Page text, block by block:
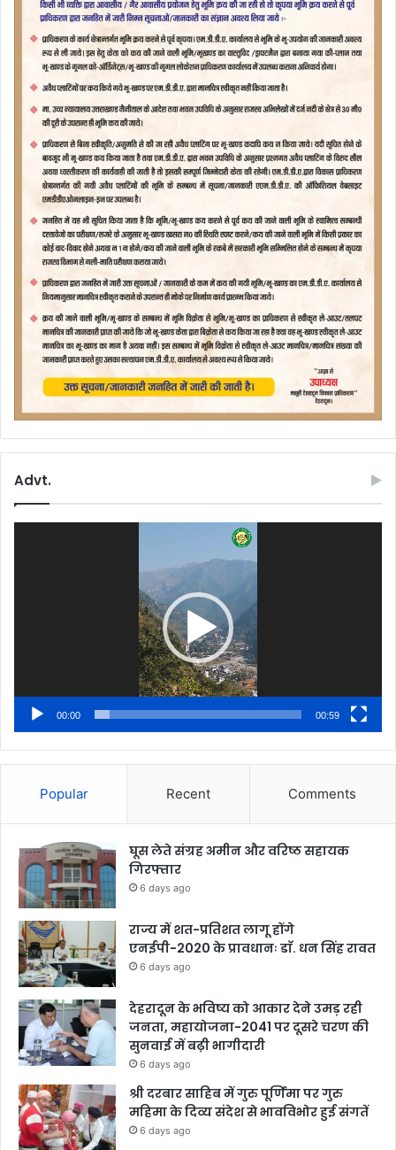
Advt.
00:00 00:59
Popular Recent Comments
घूस लेते संग्रह अमीन और वरिष्ठ सहायक
गिरफ्तार
6 days ago
राज्य में शत-प्रतिशत लागू होंगे
एनईपी-2020 के प्रावधानः डाॅ. धन सिंह रावत
6 days ago
देहरादून के भविष्य को आकार देने उमड़ रही
जनता, महायोजना-2041 पर दूसरे चरण की
सुनवाई में बढ़ी भागीदारी
6 days ago
श्री दरबार साहिब में गुरु पूर्णिमा पर गुरु
महिमा के दिव्य संदेश से भावविभोर हुई संगतें
6 days ago